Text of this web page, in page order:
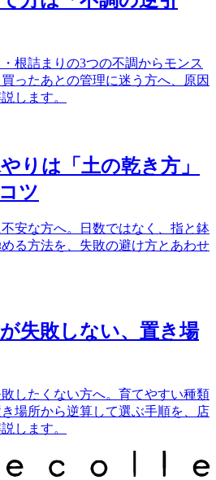
根詰まりの3つの不調からモンス
ったあとの管理に迷う方へ、原因
します。
りは「土の乾き方」
ツ
安な方へ。日数ではなく、指と鉢
る方法を、失敗の避け方とあわせ
失敗しない、置き場
したくない方へ。育てやすい種類
場所から逆算して選ぶ手順を、店
します。